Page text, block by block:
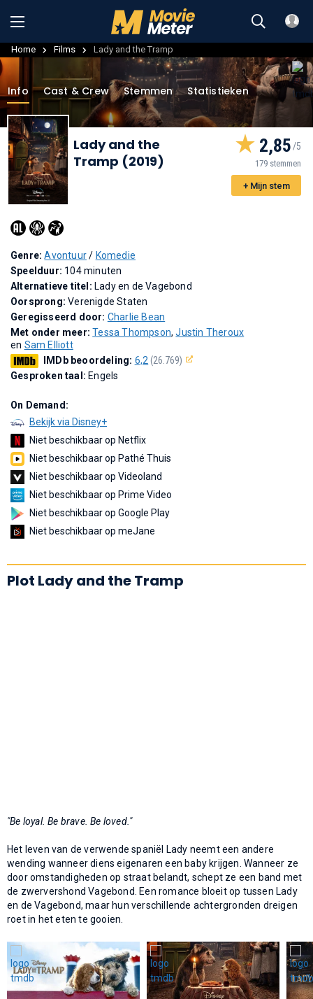
Home Films Lady and the Tramp
Info Cast & Crew Stemmen Statistieken
Lady and the
Tramp (2019)
2,85
179 stemmen
+ Mijn stem
Genre:Avontuur/ Komedie
Speelduur: 104 minuten
Alternatieve titel: Lady en de Vagebond
Oorsprong:Verenigde Staten
Geregisseerd door: Charlie Bean
Met onder meer:Tessa Thompson,Justin Theroux
en Sam Elliott
IMDb beoordeling: 6,2 (26.769)
Gesproken taal: Engels
On Demand:
Bekijk via Disney+
Niet beschikbaar op Netflix
Niet beschikbaar op Pathé Thuis
Niet beschikbaar op Videoland
Niet beschikbaar op Prime Video
Niet beschikbaar op Google Play
Niet beschikbaar op meJane
Plot Lady and the Tramp
"Be loyal. Be brave. Be loved."
Het leven van de verwende spaniël Lady neemt een andere
wending wanneer diens eigenaren een baby krijgen. Wanneer ze
door omstandigheden op straat belandt, schept ze een band met
de zwervershond Vagebond. Een romance bloeit op tussen Lady
en de Vagebond, maar hun verschillende achtergronden dreigen
roet in het eten te gooien.